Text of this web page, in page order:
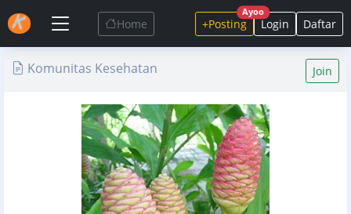
Home +Posting
Ayoo
Login Daftar
Komunitas Kesehatan Join